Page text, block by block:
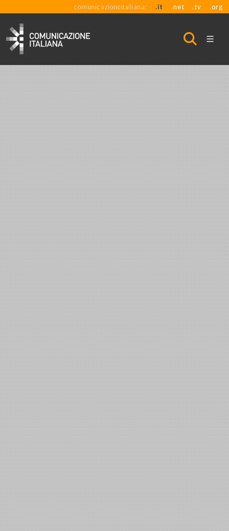
comunicazioneitaliana: .it .net .tv .org